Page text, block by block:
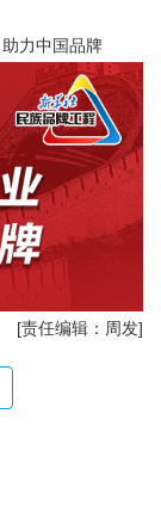
力中国品牌
[责任编辑：周发]